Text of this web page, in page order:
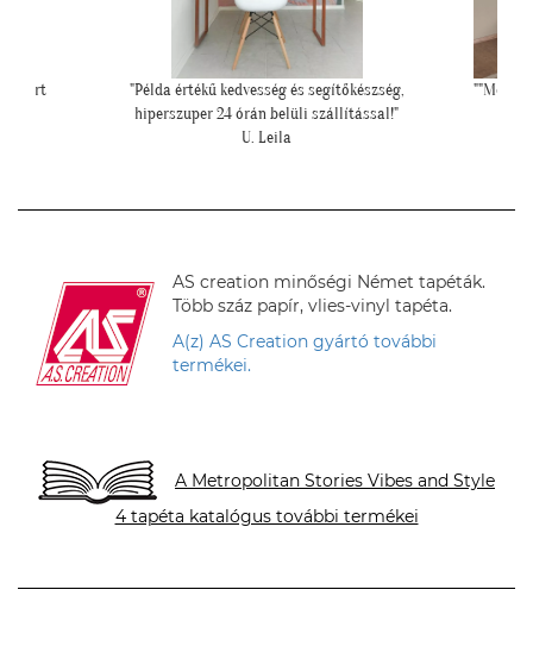
""Még egyszer köszönjük a lehetőséget, és azt is,
hogy velünk örültök!""
Z. Kriszta
AS creation minőségi Német tapéták.
Több száz papír, vlies-vinyl tapéta.
A(z) AS Creation gyártó további
termékei.
A Metropolitan Stories Vibes and Style
4 tapéta katalógus további termékei